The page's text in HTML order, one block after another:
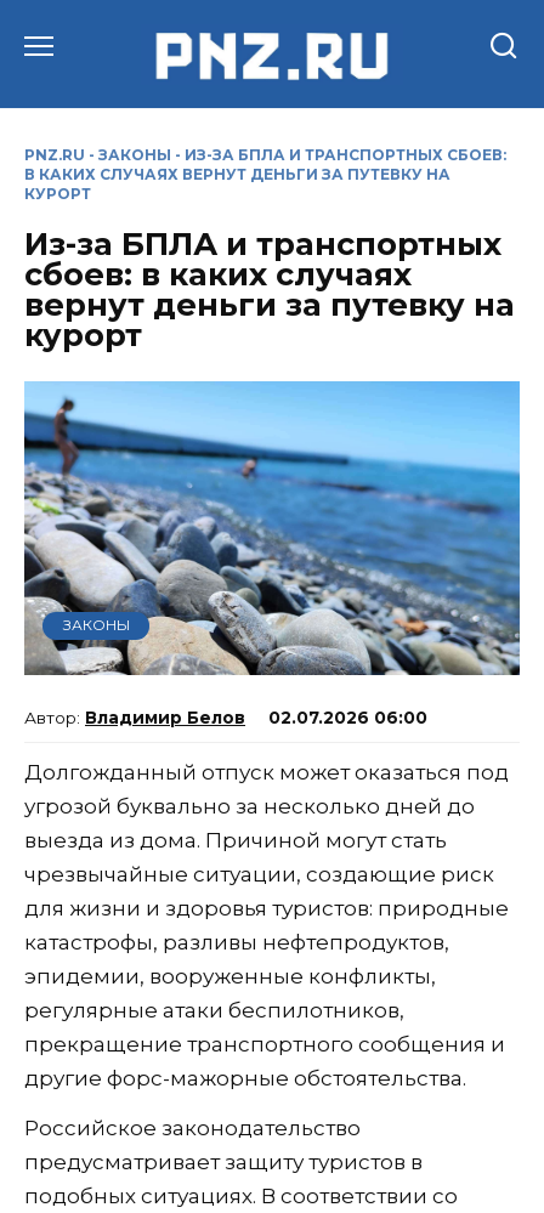
PNZ.RU - ЗАКОНЫ - ИЗ-ЗА БПЛА И ТРАНСПОРТНЫХ СБОЕВ:
В КАКИХ СЛУЧАЯХ ВЕРНУТ ДЕНЬГИ ЗА ПУТЕВКУ НА
КУРОРТ
Из-за БПЛА и транспортных
сбоев: в каких случаях
вернут деньги за путевку на
курорт
ЗАКОНЫ
Владимир Белов 02.07.2026 06:00
Долгожданный отпуск может оказаться под
угрозой буквально за несколько дней до
выезда из дома. Причиной могут стать
чрезвычайные ситуации, создающие риск
для жизни и здоровья туристов: природные
катастрофы, разливы нефтепродуктов,
эпидемии, вооруженные конфликты,
регулярные атаки беспилотников,
прекращение транспортного сообщения и
другие форс-мажорные обстоятельства.
Российское законодательство
предусматривает защиту туристов в
подобных ситуациях. В соответствии со